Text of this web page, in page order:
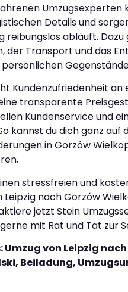
Umzugsexperten
Details und
reibungslos abläuft.
der Transport und das
Kundenzufriedenheit an
transparente
Kundenservice und
kannst du dich ganz auf
in Gorzów
stressfreien und
Leipzig nach Gorzów
jetzt Stein
mit Rat und Tat zur
Umzug von Leipzig
Beiladung,